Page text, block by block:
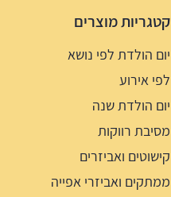
קטגריות מוצרים
יום הולדת לפי נושא
לפי אירוע
יום הולדת שנה
מסיבת רווקות
קישוטים ואביזרים
ממתקים ואביזרי אפייה